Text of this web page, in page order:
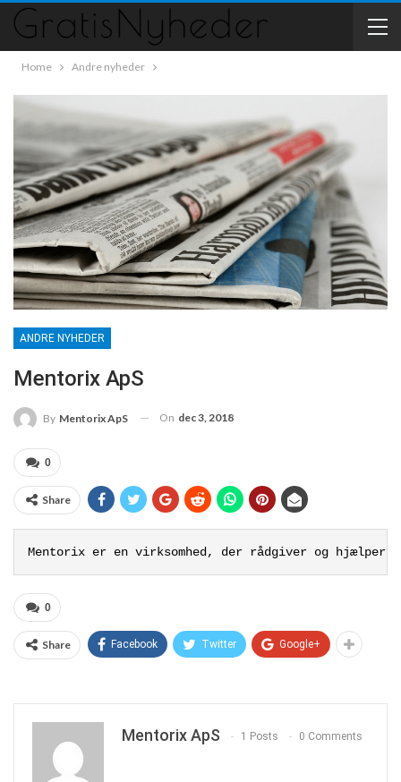
Home Andre nyheder
ANDRE NYHEDER
Mentorix ApS
By Mentorix ApS On dec 3, 2018
0
Share
Mentorix er en virksomhed, der rådgiver og hjælper
0
Share Facebook Twitter Google+
Mentorix ApS 1 Posts 0 Comments